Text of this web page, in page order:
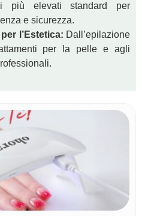
i più elevati standard per
e sicurezza.
l’Estetica: Dall’epilazione
per la pelle e agli